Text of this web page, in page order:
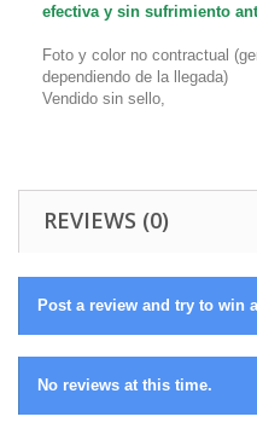
efectiva y sin sufrimiento
Foto y color no contractual
dependiendo de la llegada)
Vendido sin sello,
REVIEWS (0)
Post a review and try to win
No reviews at this time.